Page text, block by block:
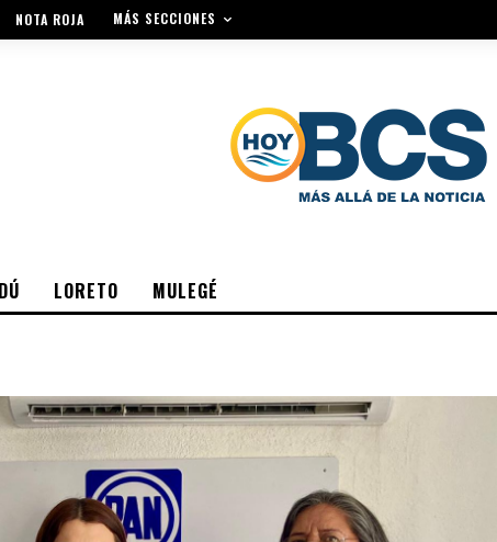
NOTA ROJA MÁS SECCIONES
LORETO MULEGÉ